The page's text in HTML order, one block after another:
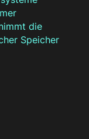
die
Speicher